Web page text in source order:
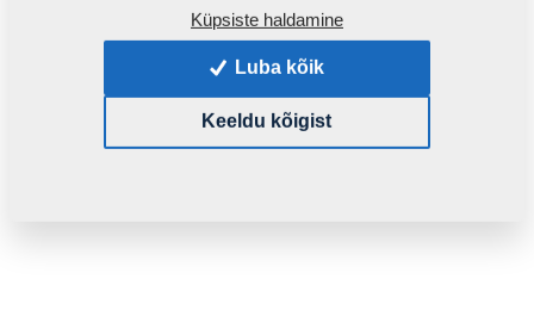
Algne katalooginumber:
2000379
See varuosa sobib ka järgmistele masinatele:
KOMPAKTOMAT
Küpsiste haldamine
Luba kõik
Keeldu kõigist